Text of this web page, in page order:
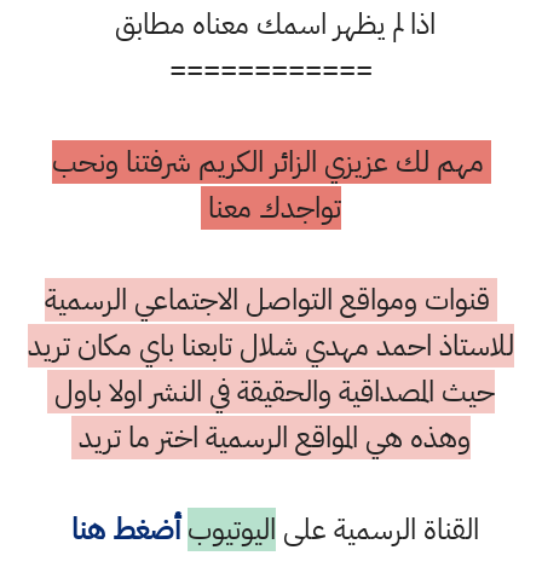
اذا لم يظهر اسمك معناه مطابق
============
مهم لك عزيزي الزائر الكريم شرفتنا ونحب
تواجدك معنا
قنوات ومواقع التواصل الاجتماعي الرسمية
للاستاذ احمد مهدي شلال تابعنا باي مكان تريد
حيث المصداقية والحقيقة في النشر اولا باول
وهذه هي المواقع الرسمية اختر ما تريد
القناة الرسمية على اليوتيوب أضغط هنا